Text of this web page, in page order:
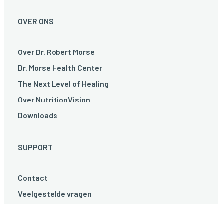
OVER ONS
Over Dr. Robert Morse
Dr. Morse Health Center
The Next Level of Healing
Over NutritionVision
Downloads
SUPPORT
Contact
Veelgestelde vragen